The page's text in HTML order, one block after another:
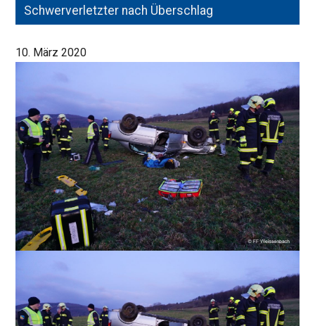
Schwerverletzter nach Überschlag
10. März 2020